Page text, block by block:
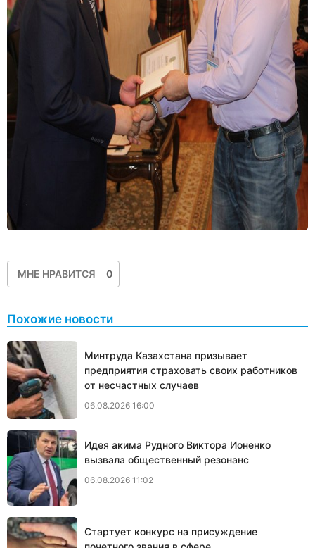
МНЕ НРАВИТСЯ 0
Похожие новости
Минтруда Казахстана призывает
предприятия страховать своих работников
от несчастных случаев
06.08.2026 16:00
Идея акима Рудного Виктора Ионенко
вызвала общественный резонанс
06.08.2026 11:02
Стартует конкурс на присуждение